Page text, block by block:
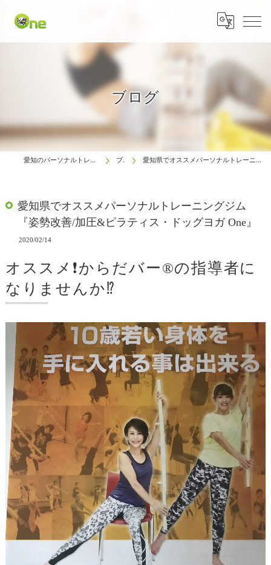
ブログ
愛知のパーソナルトレーニングは生涯動ける体研究所 One ブログ 愛知県でオススメパーソナルトレーニングジム『姿勢改善/加圧&ピラティス・ドッグヨガ One』
愛知県でオススメパーソナルトレーニングジム
『姿勢改善/加圧&ピラティス・ドッグヨガ One』
2020/02/14
オススメ❗️からだバー®️の指導者に
なりませんか⁉️